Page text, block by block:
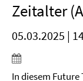
Zeitalter
05.03.2025 |
In diesem